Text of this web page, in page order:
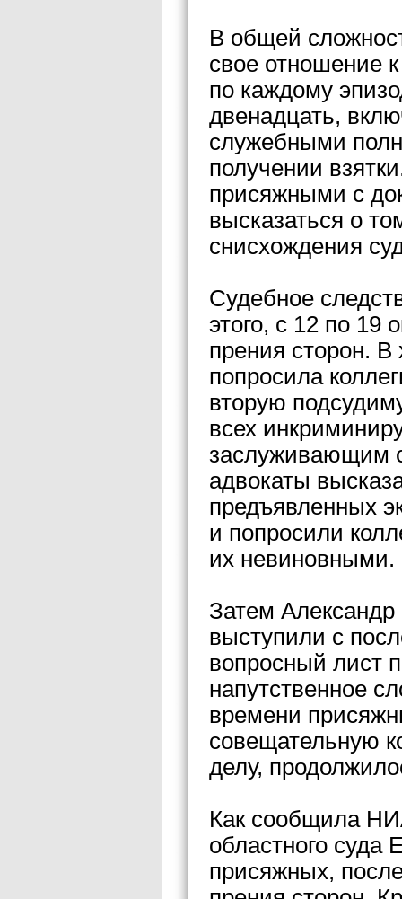
В общей
свое отношение
по каждому
двенадцать,
служебными
получении
присяжными с
высказаться о
снисхождения
Судебное
этого, с 12 по 19
прения сторон. В
попросила
вторую
всех
заслуживающим
адвокаты
предъявленных
и попросили
их невиновными.
Затем
выступили с
вопросный лист
напутственное
времени
совещательную
делу,
Как сообщила
областного
присяжных,